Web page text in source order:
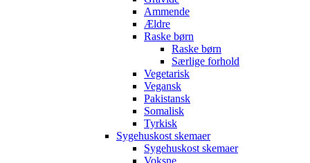
Ammende
Ældre
Raske børn
Raske børn
Særlige forhold
Vegetarisk
Vegansk
Pakistansk
Somalisk
Tyrkisk
Sygehuskost skemaer
Sygehuskost skemaer
Voksne